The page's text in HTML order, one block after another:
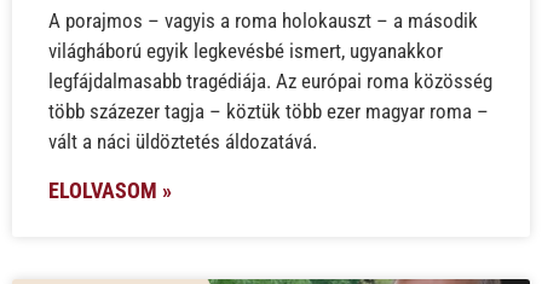
A porajmos – vagyis a roma holokauszt – a második
világháború egyik legkevésbé ismert, ugyanakkor
legfájdalmasabb tragédiája. Az európai roma közösség
több százezer tagja – köztük több ezer magyar roma –
vált a náci üldöztetés áldozatává.
ELOLVASOM »